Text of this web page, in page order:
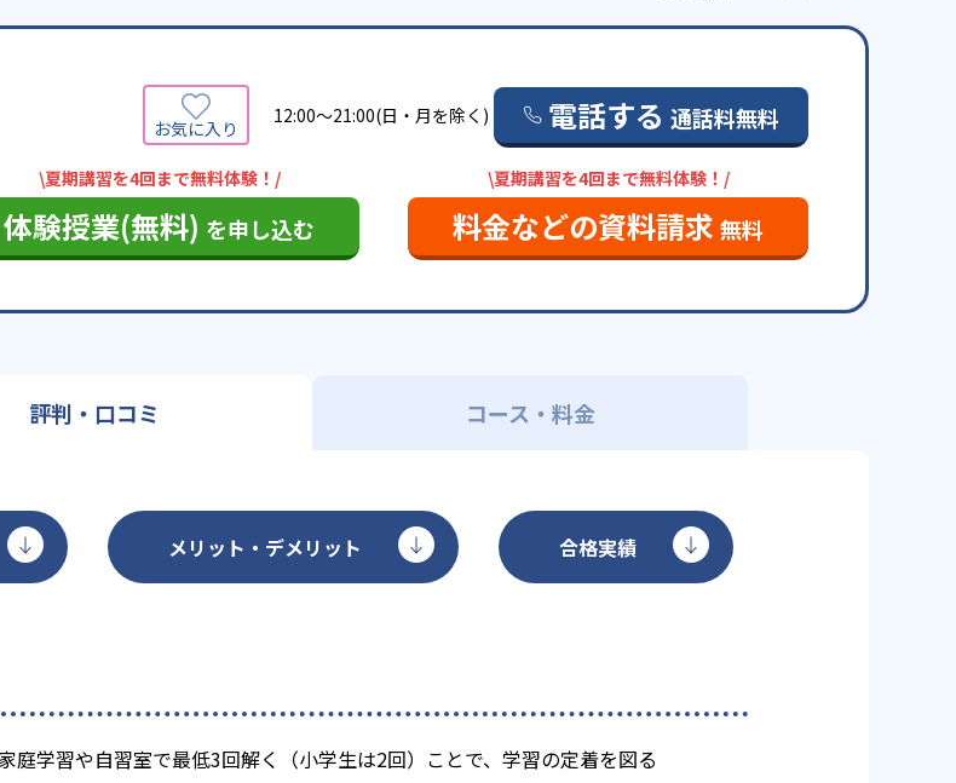
12:00～21:00(日・月を除く) 電話する 通話料無料
\夏期講習を4回まで無料体験！/
体験授業(無料) を申し込む
\夏期講習を4回まで無料体験！/
料金などの資料請求 無料
評判・口コミ コース・料金
メリット・デメリット 合格実績
庭学習や自習室で最低3回解く（小学生は2回）ことで、学習の定着を図る